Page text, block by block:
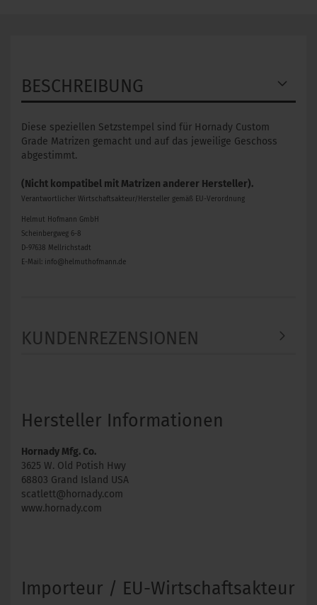
BESCHREIBUNG
Diese speziellen Setzstempel sind für Hornady Custom
Grade Matrizen gemacht und auf das jeweilige Geschoss
abgestimmt.
(Nicht kompatibel mit Matrizen anderer Hersteller).
Verantwortlicher Wirtschaftsakteur/Hersteller gemäß EU-Verordnung
Helmut Hofmann GmbH
Scheinbergweg 6-8
D-97638 Mellrichstadt
E-Mail: info@helmuthofmann.de
KUNDENREZENSIONEN
Hersteller Informationen
Hornady Mfg. Co.
3625 W. Old Potish Hwy
68803 Grand Island USA
scatlett@hornady.com
www.hornady.com
Importeur / EU-Wirtschaftsakteur